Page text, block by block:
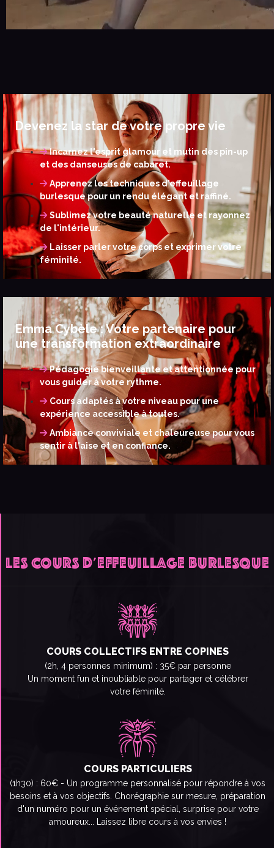
Devenez la star de votre propre vie
Incarnez l'esprit glamour et mutin des pin-up
et des danseuses de cabaret.
Apprenez les techniques d'effeuillage
burlesque pour un rendu élégant et raffiné.
Sublimez votre beauté naturelle et rayonnez
de l'intérieur.
Laisser parler votre corps et exprimer votre
féminité.
Emma Cybèle : Votre partenaire pour
une transformation extraordinaire
Pédagogie bienveillante et attentionnée pour
vous guider à votre rythme.
Cours adaptés à votre niveau pour une
expérience accessible à toutes.
Ambiance conviviale et chaleureuse pour vous
sentir à l'aise et en confiance.
LES COURS D'EFFEUILLAGE BURLESQUE
COURS COLLECTIFS ENTRE COPINES
(2h, 4 personnes minimum) : 35€ par personne
Un moment fun et inoubliable pour partager et célébrer
votre féminité.
COURS PARTICULIERS
(1h30) : 60€ - Un programme personnalisé pour répondre à vos
besoins et à vos objectifs. Chorégraphie sur mesure, préparation
d'un numéro pour un événement spécial, surprise pour votre
amoureux... Laissez libre cours à vos envies !